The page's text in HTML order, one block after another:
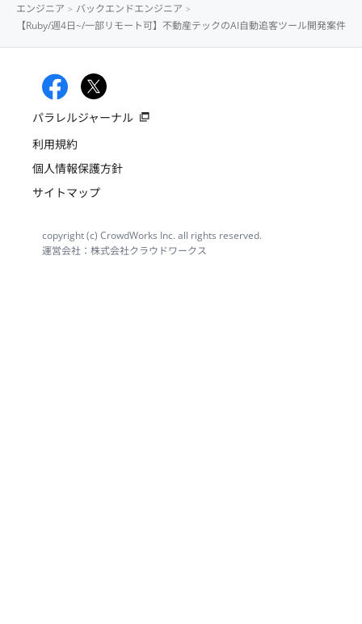
エンジニア
バックエンドエンジニア
【Ruby/週4日~/一部リモート可】不動産テックのAI自動追客ツール開発案件
パラレルジャーナル
利用規約
個人情報保護方針
サイトマップ
copyright (c) CrowdWorks Inc. all rights reserved.
運営会社：株式会社クラウドワークス